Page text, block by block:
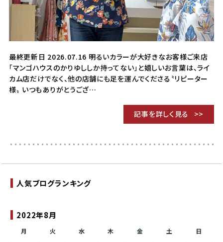
最終更新日 2026.07.16 明るいカラーが大好きなお客様ご来店
「マンゴハウスのかりゆししか持ってない」と嬉しいお言葉は、ライ
カム店だけでなく、他の店舗にも足を運んでくださる〝リピーター
様〟 いつもありがとうござ…
記事を詳しく見る
2022年8月
月 火 水 木 金 土 日
人気ブログランキング